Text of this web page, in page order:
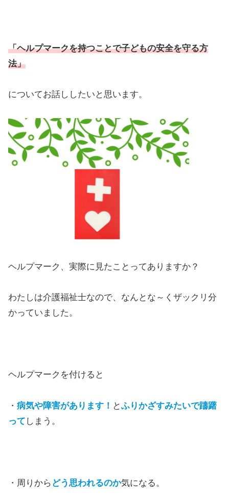
「ヘルプマークを持つことで子どもの安全を守る方
法」
についてお話ししたいと思います。
ヘルプマーク、実際に見たことってありますか？
わたしは介護福祉士なので、なんとな～くザックリ分
かっていました。
ヘルプマークを付けると
・ 病気や障害があります！ とふりかざすみたいで躊躇
って しまう。
・周りから どう思われるのか気になる。